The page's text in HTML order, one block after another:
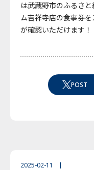
は武蔵野市のふるさ
ム吉祥寺店の食事券
が確認いただけます！
POST
2025-02-11